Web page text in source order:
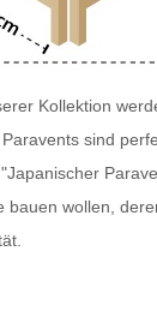
Kollektion
sind
"Japanischer
wollen,